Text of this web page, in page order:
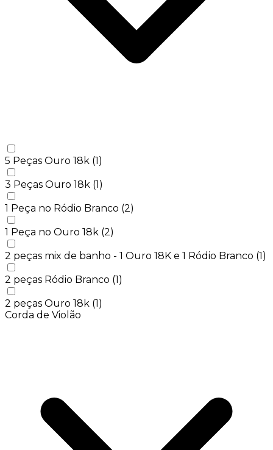
5 Peças Ouro 18k (1)
3 Peças Ouro 18k (1)
1 Peça no Ródio Branco (2)
1 Peça no Ouro 18k (2)
2 peças mix de banho - 1 Ouro 18K e 1 Ródio Branco (1)
2 peças Ródio Branco (1)
2 peças Ouro 18k (1)
Corda de Violão